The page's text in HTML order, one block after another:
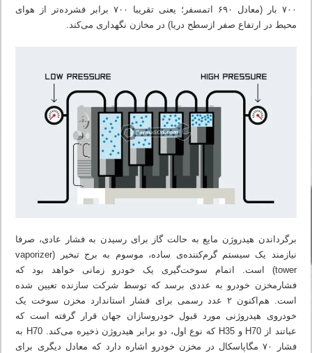
۷۰۰ بار (معادل ۶۹۰ اتمسفر؛ یعنی تقریبا ۷۰۰ برابر فشرده‌تر از هوای
محیط در ارتفاع صفر ازسطح دریا) در مخازن نگهداری می‌کند.
برگرداندن هیدروژن مایع به حالت گاز برای رسیدن به فشار عادی، صرفا
نیازمند یک سیستم گرم‌کننده‌ی ساده، موسوم به برج تبخیر (vaporizer
tower) است. اتمام سوخت‌گیری یک خودرو زمانی خواهد بود که
فشارمخزن خودرو به عددی برسد که توسط شرکت سازنده تعیین شده
است. هم‌اکنون ۲ عدد رسمی برای فشار استاندارد مخزن سوخت یک
خودروی هیدروژنی مورد قبول خودروسازان جهان قرار گرفته است که
عباتند از H70 و H35 که نوع اول، دو برابر هیدروژن ذخیره می‌کند. H70 به
فشار ۷۰ مگاپاسکال در مخزن خودرو اشاره دارد که معادل دیگری برای